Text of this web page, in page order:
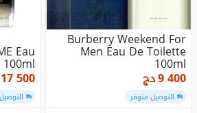
Burberry Weekend For
Men Eau De Toilette
100ml
9 400دج
التوصيل متوفر
Eau
17 500